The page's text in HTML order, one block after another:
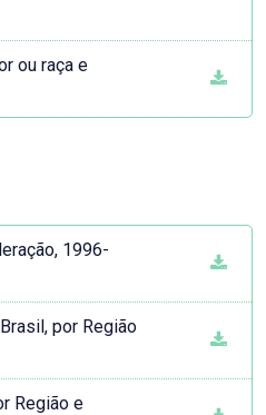
ou raça e
1996-
por Região
Região e